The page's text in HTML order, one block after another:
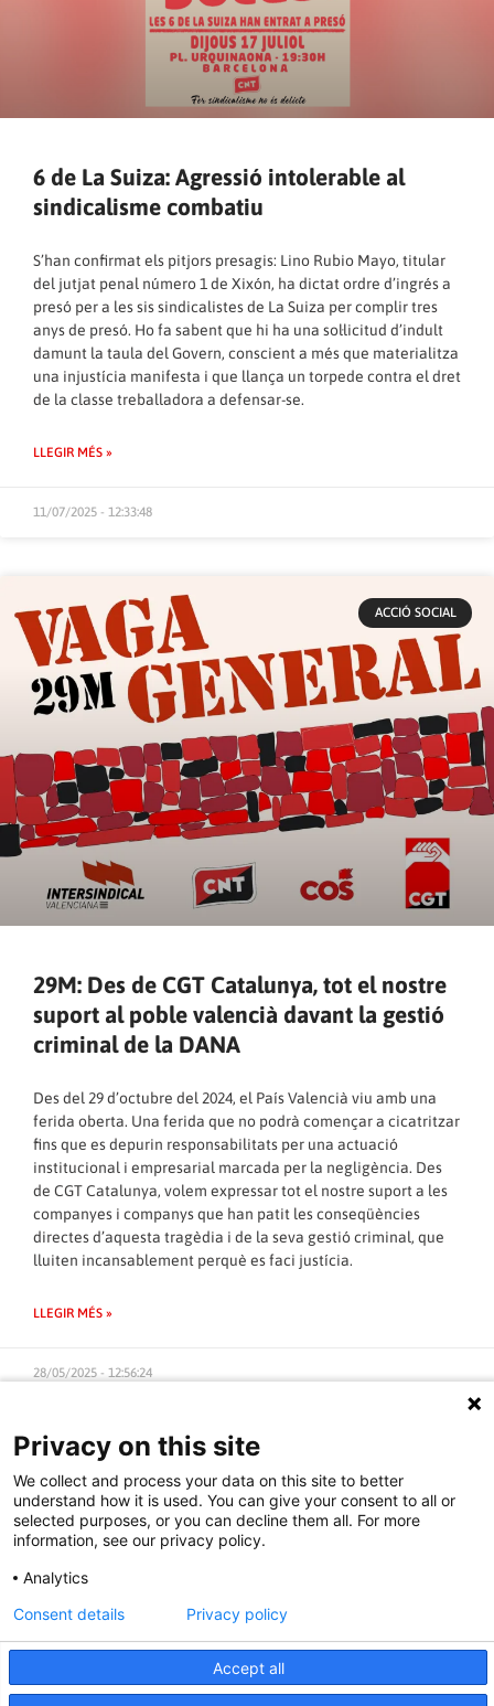
6 de La Suiza: Agressió intolerable al
sindicalisme combatiu
S’han confirmat els pitjors presagis: Lino Rubio Mayo, titular
del jutjat penal número 1 de Xixón, ha dictat ordre d’ingrés a
presó per a les sis sindicalistes de La Suiza per complir tres
anys de presó. Ho fa sabent que hi ha una sol·licitud d’indult
damunt la taula del Govern, conscient a més que materialitza
una injustícia manifesta i que llança un torpede contra el dret
de la classe treballadora a defensar-se.
LLEGIR MÉS »
11/07/2025 - 12:33:48
ACCIÓ SOCIAL
29M: Des de CGT Catalunya, tot el nostre
suport al poble valencià davant la gestió
criminal de la DANA
Des del 29 d’octubre del 2024, el País Valencià viu amb una
ferida oberta. Una ferida que no podrà començar a cicatritzar
fins que es depurin responsabilitats per una actuació
institucional i empresarial marcada per la negligència. Des
de CGT Catalunya, volem expressar tot el nostre suport a les
companyes i companys que han patit les conseqüències
directes d’aquesta tragèdia i de la seva gestió criminal, que
lluiten incansablement perquè es faci justícia.
LLEGIR MÉS »
28/05/2025 - 12:56:24
ACCIÓ SOCIAL
Privacy on this site
We collect and process your data on this site to better
understand how it is used. You can give your consent to all or
selected purposes, or you can decline them all. For more
information, see our privacy policy.
Analytics
Accept all
Consent details Privacy policy